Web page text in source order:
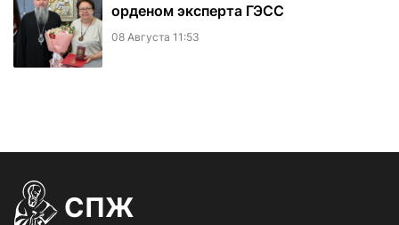
орденом эксперта ГЭСС
08 Августа 11:53
СПЖ